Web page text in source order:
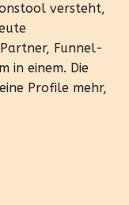
versteht,
Funnel-
in einem. Die
Profile mehr,